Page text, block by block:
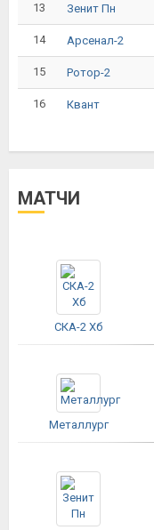
13 Зенит Пн
14 Арсенал-2
15 Ротор-2
16 Квант
МАТЧИ
СКА-2 Хб
Металлург